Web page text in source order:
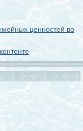
ценностей во